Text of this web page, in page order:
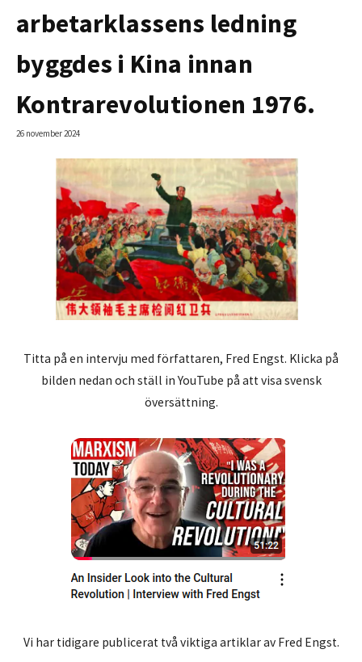
arbetarklassens ledning
byggdes i Kina innan
Kontrarevolutionen 1976.
26 november 2024
Titta på en intervju med författaren, Fred Engst. Klicka på
bilden nedan och ställ in YouTube på att visa svensk
översättning.
Vi har tidigare publicerat två viktiga artiklar av Fred Engst.